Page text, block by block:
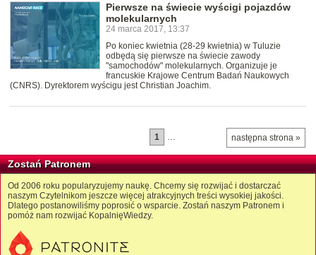
Pierwsze na świecie wyścigi pojazdów
molekularnych
24 marca 2017, 13:37
Po koniec kwietnia (28-29 kwietnia) w Tuluzie
odbędą się pierwsze na świecie zawody
"samochodów" molekularnych. Organizuje je
francuskie Krajowe Centrum Badań Naukowych
(CNRS). Dyrektorem wyścigu jest Christian Joachim.
następna strona »
1
Zostań Patronem
Od 2006 roku popularyzujemy naukę. Chcemy się rozwijać i dostarczać
naszym Czytelnikom jeszcze więcej atrakcyjnych treści wysokiej jakości.
Dlatego postanowiliśmy poprosić o wsparcie. Zostań naszym Patronem i
pomóż nam rozwijać KopalnięWiedzy.